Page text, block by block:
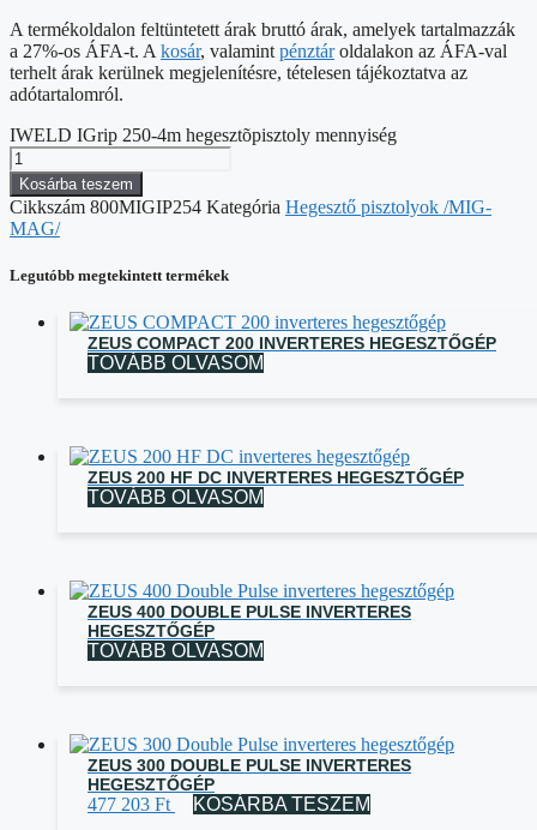
A termékoldalon feltüntetett árak bruttó árak, amelyek tartalmazzák
a 27%-os ÁFA-t. A kosár, valamint pénztároldalakon az ÁFA-val
terhelt árak kerülnek megjelenítésre, tételesen tájékoztatva az
adótartalomról.
IWELD IGrip 250-4m hegesztõpisztoly mennyiség
Kosárba teszem
Cikkszám 800MIGIP254 Kategória Hegesztő pisztolyok /MIG-
MAG/
Legutóbb megtekintett termékek
ZEUS COMPACT 200 INVERTERES HEGESZTŐGÉP
TOVÁBB OLVASOM
ZEUS 200 HF DC INVERTERES HEGESZTŐGÉP
TOVÁBB OLVASOM
ZEUS 400 DOUBLE PULSE INVERTERES
HEGESZTŐGÉP
TOVÁBB OLVASOM
ZEUS 300 DOUBLE PULSE INVERTERES
HEGESZTŐGÉP
477 203 Ft KOSÁRBA TESZEM